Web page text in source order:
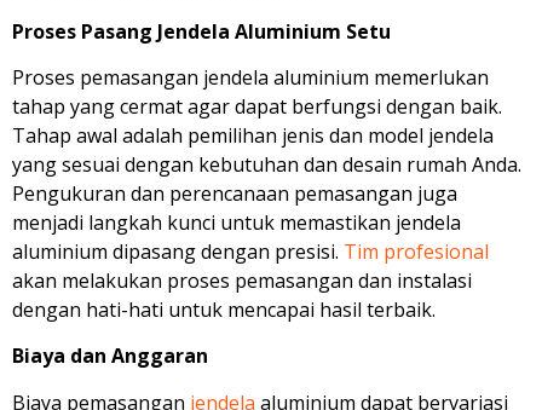
Proses Pasang Jendela Aluminium Setu
Proses pemasangan jendela aluminium memerlukan
tahap yang cermat agar dapat berfungsi dengan baik.
Tahap awal adalah pemilihan jenis dan model jendela
yang sesuai dengan kebutuhan dan desain rumah Anda.
Pengukuran dan perencanaan pemasangan juga
menjadi langkah kunci untuk memastikan jendela
aluminium dipasang dengan presisi. Tim profesional
akan melakukan proses pemasangan dan instalasi
dengan hati-hati untuk mencapai hasil terbaik.
Biaya dan Anggaran
Biaya pemasangan jendela aluminium dapat bervariasi